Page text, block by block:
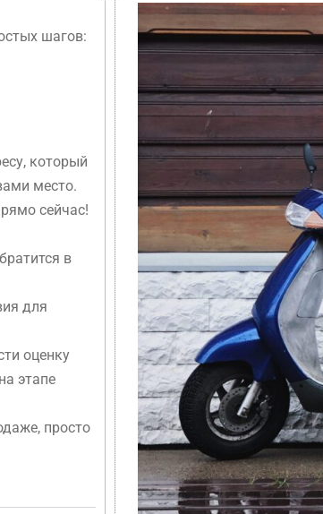
шагов:
который
место.
сейчас!
в
для
оценку
этапе
просто